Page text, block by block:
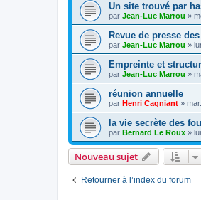
Un site trouvé par
par Jean-Luc Marrou »
Revue de presse
par Jean-Luc Marrou »
Empreinte et
par Jean-Luc Marrou »
réunion annuelle
par Henri Cagniant »
la vie secrète des
par Bernard Le Roux »
Nouveau sujet
Retourner à l’index du forum